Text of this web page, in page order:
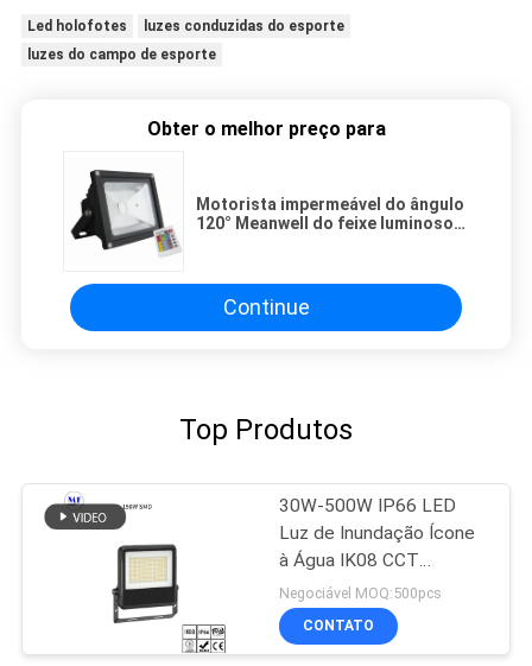
Led holofotes
luzes conduzidas do esporte
luzes do campo de esporte
Obter o melhor preço para
Motorista impermeável do ângulo
120° Meanwell do feixe luminoso
Continue
Top Produtos
30W-500W IP66 LED
Luz de Inundação Ícone
à Água IK08 CCT
Dimming de Potência
Para Exterior Interior
Negociável MOQ:500pcs
CONTATO